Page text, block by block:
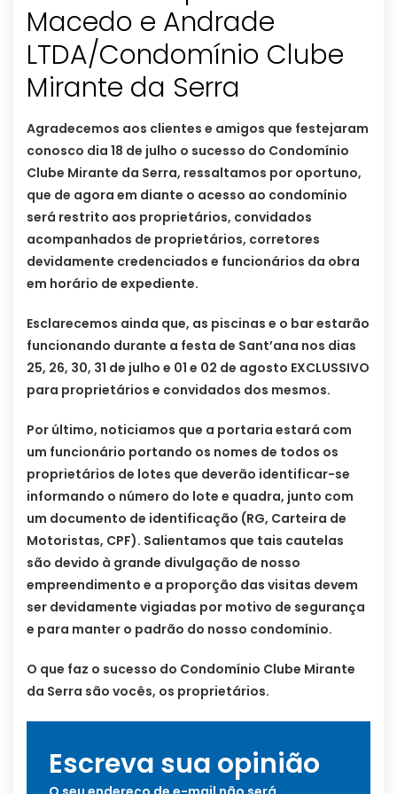
Macedo e Andrade
LTDA/Condomínio Clube
Agradecemos aos clientes e amigos que festejaram
conosco dia 18 de julho o sucesso do Condomínio
Clube Mirante da Serra, ressaltamos por oportuno,
que de agora em diante o acesso ao condomínio
será restrito aos proprietários, convidados
acompanhados de proprietários, corretores
devidamente credenciados e funcionários da obra
em horário de expediente.
Esclarecemos ainda que, as piscinas e o bar estarão
funcionando durante a festa de Sant’ana nos dias
25, 26, 30, 31 de julho e 01 e 02 de agosto EXCLUSSIVO
para proprietários e convidados dos mesmos.
Por último, noticiamos que a portaria estará com
um funcionário portando os nomes de todos os
proprietários de lotes que deverão identificar-se
informando o número do lote e quadra, junto com
um documento de identificação (RG, Carteira de
Motoristas, CPF). Salientamos que tais cautelas
são devido à grande divulgação de nosso
empreendimento e a proporção das visitas devem
ser devidamente vigiadas por motivo de segurança
e para manter o padrão do nosso condomínio.
O que faz o sucesso do Condomínio Clube Mirante
da Serra são vocês, os proprietários.
Escreva sua opinião